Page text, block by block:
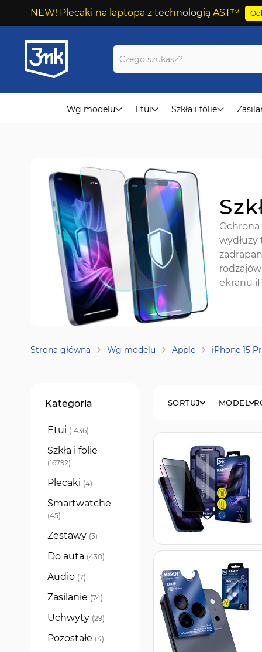
NEW! Plecaki na laptopa z technologią AST™
Przejdź
do
treści
Wg modelu Etui Szkła i folie
ekranu
Strona główna Wg modelu Apple iPhone 15
MODEL
SORTUJ
Kategoria
Etui 1436
produkty
Szkła i folie
16792
produkty
Plecaki 4
produkty
Smartwatche
45
produkty
Zestawy 3
produkty
Do auta 430
produkty
Audio 7
produkty
Zasilanie 74
produkty
Uchwyty 29
produkty
Pozostałe 4
produkty